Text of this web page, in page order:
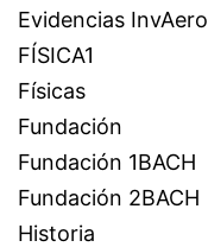
Evidencias InvAero
FÍSICA1
Físicas
Fundación
Fundación 1BACH
Fundación 2BACH
Historia